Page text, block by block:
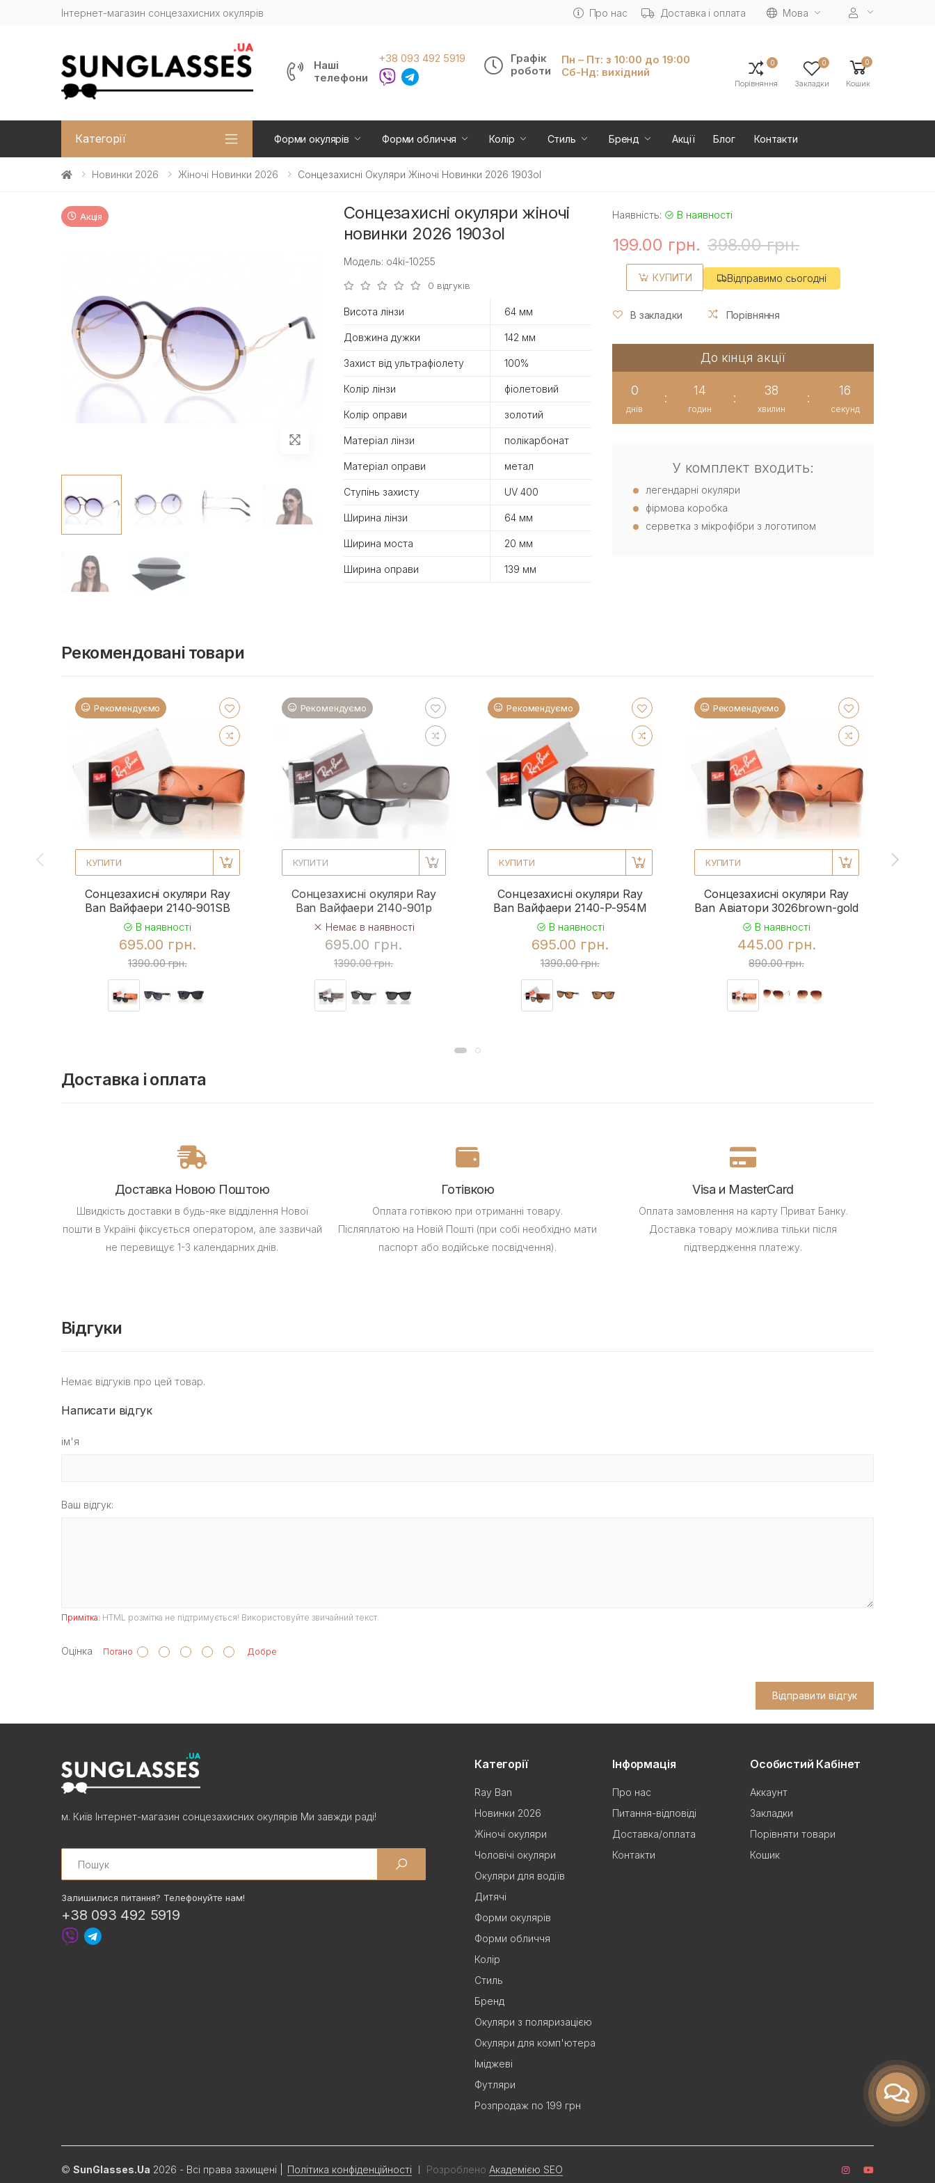
Інтернет-магазин сонцезахисних окулярів Про нас Доставка і оплата Мова
Наші
телефони
+38 093 492 5919
Графік
роботи
Пн – Пт: з 10:00 до 19:00
Сб-Нд: вихідний
0
Порівняння
0
Закладки
0
Кошик
Категорії Форми окулярів Форми обличчя Колір Стиль Бренд Акції Блог Контакти
Новинки 2026 Жіночі Новинки 2026 Сонцезахисні Окуляри Жіночі Новинки 2026 1903ol
Акція
Сонцезахисні окуляри жіночі
новинки 2026 1903ol
Модель: o4ki-10255
0 відгуків
Висота лінзи 64 мм
Довжина дужки 142 мм
Захист від ультрафіолету 100%
Колір лінзи фіолетовий
Колір оправи золотий
Матеріал лінзи полікарбонат
Матеріал оправи метал
Ступінь захисту UV 400
Ширина лінзи 64 мм
Ширина моста 20 мм
Ширина оправи 139 мм
Наявність: В наявності
199.00 грн. 398.00 грн.
КУПИТИ Відправимо сьогодні
В закладки Порівняння
До кінця акції
0
днів
:
14
годин
:
38
хвилин
:
15
секунд
У комплект входить:
легендарні окуляри
фірмова коробка
серветка з мікрофібри з логотипом
Рекомендовані товари
Рекомендуємо
КУПИТИ
Сонцезахисні окуляри Ray
Ban Вайфаери 2140-901SB
В наявності
695.00 грн.
1390.00 грн.
Рекомендуємо
КУПИТИ
Сонцезахисні окуляри Ray
Ban Вайфаери 2140-901p
Немає в наявності
695.00 грн.
1390.00 грн.
Рекомендуємо
КУПИТИ
Сонцезахисні окуляри Ray
Ban Вайфаери 2140-P-954M
В наявності
695.00 грн.
1390.00 грн.
Рекомендуємо
КУПИТИ
Сонцезахисні окуляри Ray
Ban Авіатори 3026brown-gold
В наявності
445.00 грн.
890.00 грн.
Доставка і оплата
Доставка Новою Поштою
Швидкість доставки в будь-яке відділення Нової
пошти в Україні фіксується оператором, але зазвичай
не перевищує 1-3 календарних днів.
Готівкою
Оплата готівкою при отриманні товару.
Післяплатою на Новій Пошті (при собі необхідно мати
паспорт або водійське посвідчення).
Visa и MasterCard
Оплата замовлення на карту Приват Банку.
Доставка товару можлива тільки після
підтвердження платежу.
Відгуки
Немає відгуків про цей товар.
Написати відгук
ім'я
Ваш відгук:
Примітка: HTML розмітка не підтримується! Використовуйте звичайний текст.
Оцінка Погано Добре
Відправити відгук
м. Київ Інтернет-магазин сонцезахисних окулярів Ми завжди раді!
Search
Залишилися питання? Телефонуйте нам!
+38 093 492 5919
Категорії
Ray Ban
Новинки 2026
Жіночі окуляри
Чоловічі окуляри
Окуляри для водіїв
Дитячі
Форми окулярів
Форми обличчя
Колір
Стиль
Бренд
Окуляри з поляризацією
Окуляри для комп'ютера
Іміджеві
Футляри
Розпродаж по 199 грн
Інформація
Про нас
Питання-відповіді
Доставка/оплата
Контакти
Особистий Кабінет
Аккаунт
Закладки
Порівняти товари
Кошик
© SunGlasses.Ua 2026 - Всі права захищені Політика конфіденційності Розроблено Академією SEO